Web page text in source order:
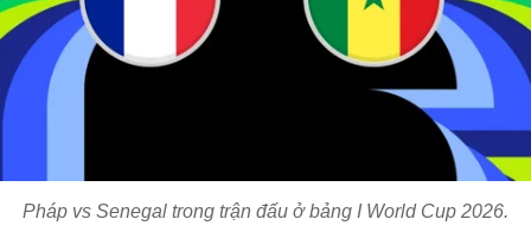
Pháp vs Senegal trong trận đấu ở bảng I World Cup 2026.